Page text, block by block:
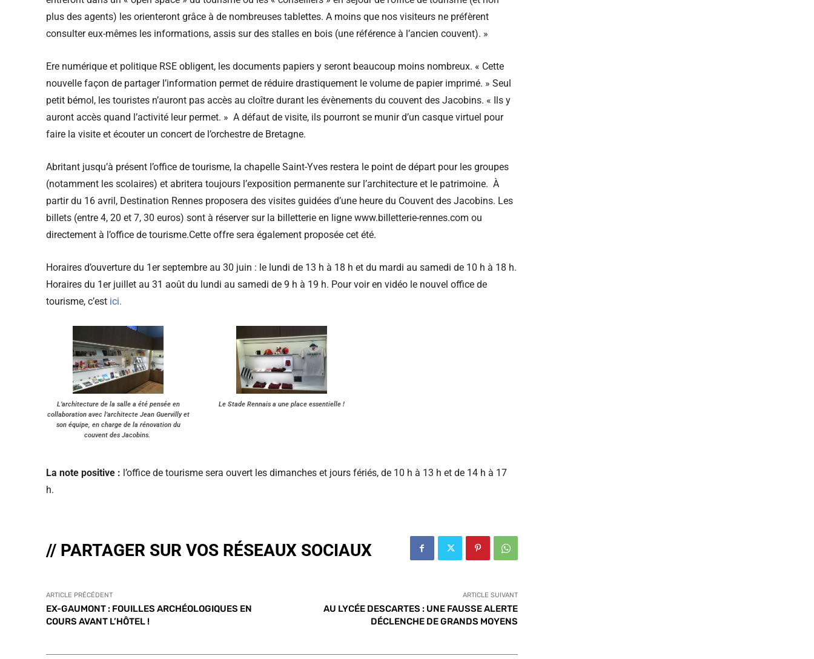
plus des agents) les orienteront grâce à de nombreuses tablettes. A moins que nos visiteurs ne préfèrent
consulter eux-mêmes les informations, assis sur des stalles en bois (une référence à l’ancien couvent). »
Ere numérique et politique RSE obligent, les documents papiers y seront beaucoup moins nombreux. « Cette
nouvelle façon de partager l’information permet de réduire drastiquement le volume de papier imprimé. » Seul
petit bémol, les touristes n’auront pas accès au cloître durant les évènements du couvent des Jacobins. « Ils y
auront accès quand l’activité leur permet. » A défaut de visite, ils pourront se munir d’un casque virtuel pour
faire la visite et écouter un concert de l’orchestre de Bretagne.
Abritant jusqu’à présent l’office de tourisme, la chapelle Saint-Yves restera le point de départ pour les groupes
(notamment les scolaires) et abritera toujours l’exposition permanente sur l’architecture et le patrimoine. À
partir du 16 avril, Destination Rennes proposera des visites guidées d’une heure du Couvent des Jacobins. Les
billets (entre 4, 20 et 7, 30 euros) sont à réserver sur la billetterie en ligne www.billetterie-rennes.com ou
directement à l’office de tourisme.Cette offre sera également proposée cet été.
Horaires d’ouverture du 1er septembre au 30 juin : le lundi de 13 h à 18 h et du mardi au samedi de 10 h à 18 h.
Horaires du 1er juillet au 31 août du lundi au samedi de 9 h à 19 h. Pour voir en vidéo le nouvel office de
tourisme, c’est ici.
L’architecture de la salle a été pensée en
collaboration avec l’architecte Jean Guervilly et
son équipe, en charge de la rénovation du
couvent des Jacobins.
Le Stade Rennais a une place essentielle !
La note positive : l’office de tourisme sera ouvert les dimanches et jours fériés, de 10 h à 13 h et de 14 h à 17
h.
// PARTAGER SUR VOS RÉSEAUX SOCIAUX
ARTICLE PRÉCÉDENT
EX-GAUMONT : FOUILLES ARCHÉOLOGIQUES EN
COURS AVANT L’HÔTEL !
ARTICLE SUIVANT
AU LYCÉE DESCARTES : UNE FAUSSE ALERTE
DÉCLENCHE DE GRANDS MOYENS